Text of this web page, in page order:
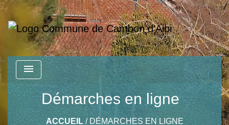
menu
Démarches en ligne
ACCUEIL/ DÉMARCHES EN LIGNE